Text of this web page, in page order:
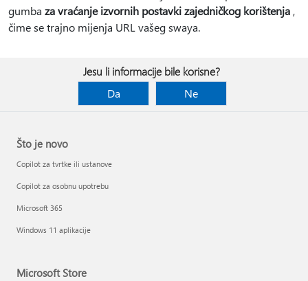
gumba za vraćanje izvornih postavki zajedničkog korištenja,
čime se trajno mijenja URL vašeg swaya.
Jesu li informacije bile korisne?
Da
Ne
Što je novo
Copilot za tvrtke ili ustanove
Copilot za osobnu upotrebu
Microsoft 365
Windows 11 aplikacije
Microsoft Store